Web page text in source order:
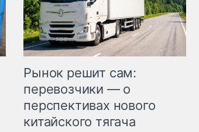
Рынок решит сам:
перевозчики — о
перспективах нового
китайского тягача